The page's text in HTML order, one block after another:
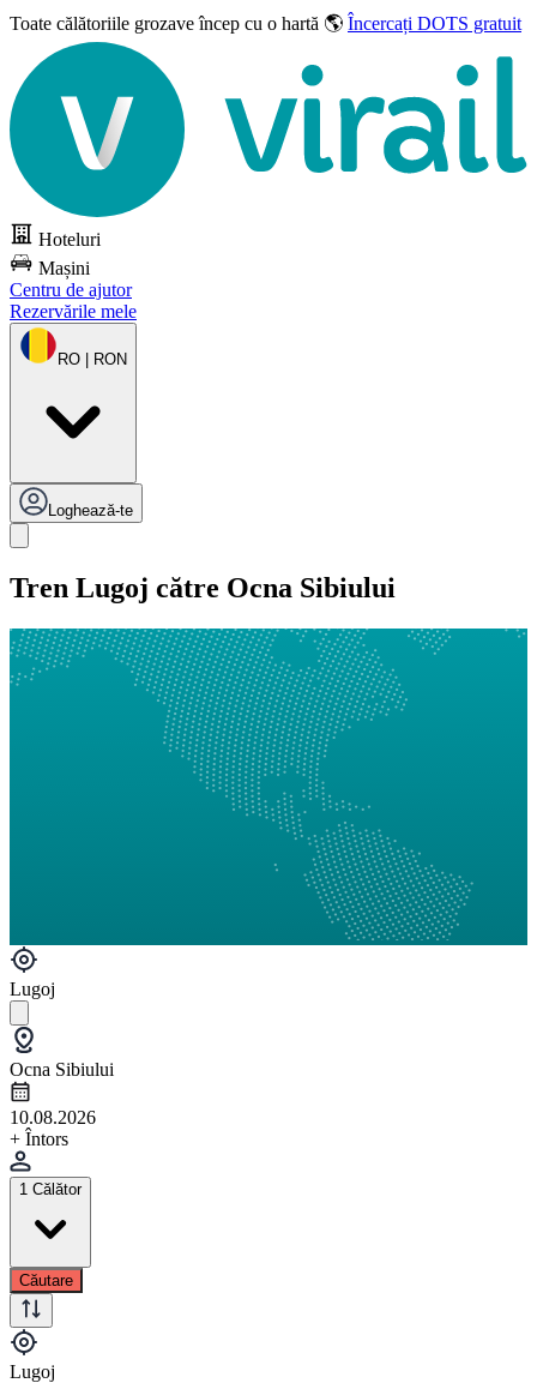
Toate călătoriile grozaveîncep cu o hartă 🌎 Încercați DOTS gratuit
Hoteluri
Mașini
Centru de ajutor
Rezervările mele
RO | RON
Loghează-te
Tren Lugoj către Ocna Sibiului
Lugoj
Ocna Sibiului
10.08.2026
+ Întors
1 Călător
Căutare
Lugoj